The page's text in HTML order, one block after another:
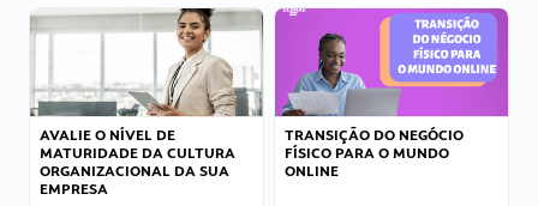
AVALIE O NÍVEL DE
MATURIDADE DA CULTURA
ORGANIZACIONAL DA SUA
EMPRESA
TRANSIÇÃO DO NEGÓCIO
FÍSICO PARA O MUNDO
ONLINE